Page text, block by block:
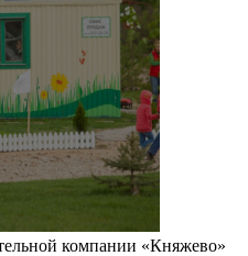
компании «Княжево»